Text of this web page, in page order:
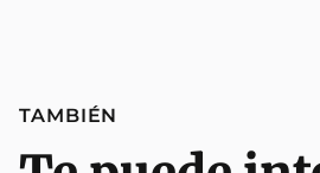
TAMBIÉN